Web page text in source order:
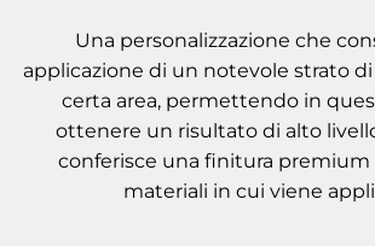
Una personalizzazione che
applicazione di un notevole strato
certa area, permettendo in
ottenere un risultato di alto
conferisce una finitura premium
materiali in cui viene